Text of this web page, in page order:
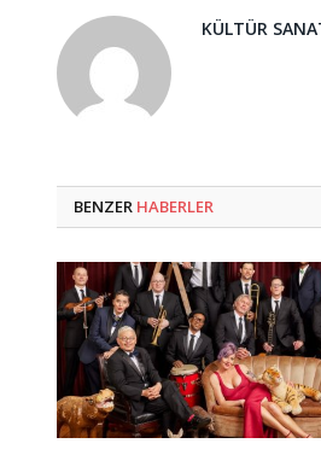
KÜLTÜR
BENZER HABERLER